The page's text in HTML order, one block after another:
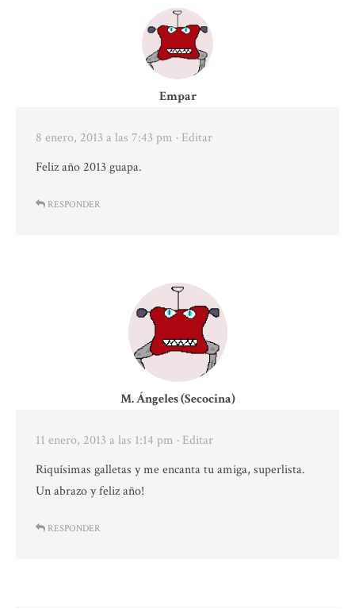
Empar
8 enero, 2013 a las 7:43 pm · Editar
Feliz año 2013 guapa.
RESPONDER
M. Ángeles (Secocina)
11 enero, 2013 a las 1:14 pm · Editar
Riquísimas galletas y me encanta tu amiga, superlista.
Un abrazo y feliz año!
RESPONDER